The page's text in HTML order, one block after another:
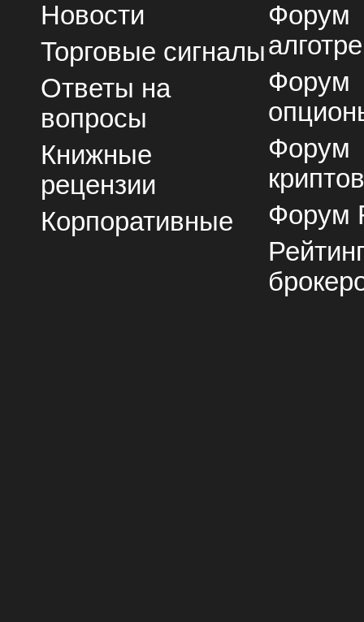
Новости
Торговые сигналы
Ответы на
вопросы
Книжные
рецензии
Корпоративные
Форум
Форум
Форум
Форум